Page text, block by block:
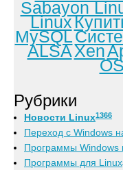
Sabayon
Linux
MySQL
ALSAXen
Рубрики
Новости Linux1366
Переход с Windows
Программы Windows
Программы для Linux